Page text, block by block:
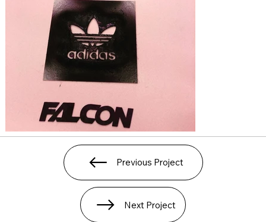
Previous Project
Next Project